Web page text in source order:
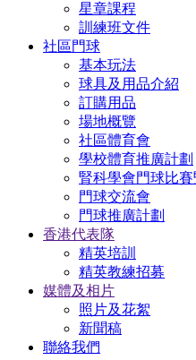
星章課程
訓練班文件
社區門球
基本玩法
球具及用品介紹
訂購用品
場地概覽
社區體育會
學校體育推廣計劃
腎科學會門球比賽
門球交流會
門球推廣計劃
香港代表隊
精英培訓
精英教練招募
媒體及相片
照片及花絮
新聞稿
聯絡我們